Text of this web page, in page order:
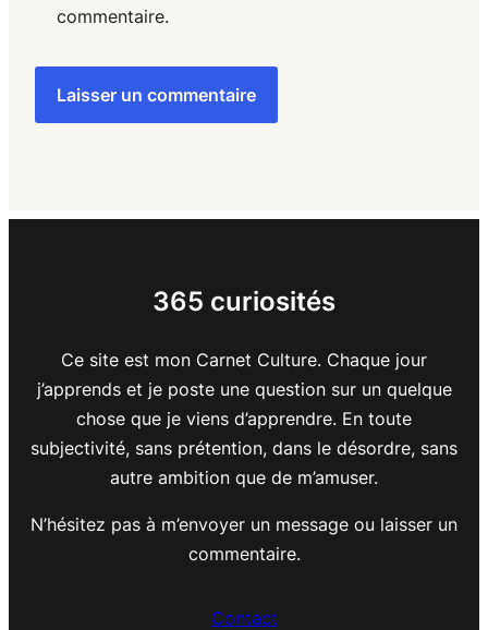
commentaire.
365 curiosités
Ce site est mon Carnet Culture. Chaque jour
j’apprends et je poste une question sur un quelque
chose que je viens d’apprendre. En toute
subjectivité, sans prétention, dans le désordre, sans
autre ambition que de m’amuser.
N’hésitez pas à m’envoyer un message ou laisser un
commentaire.
Contact